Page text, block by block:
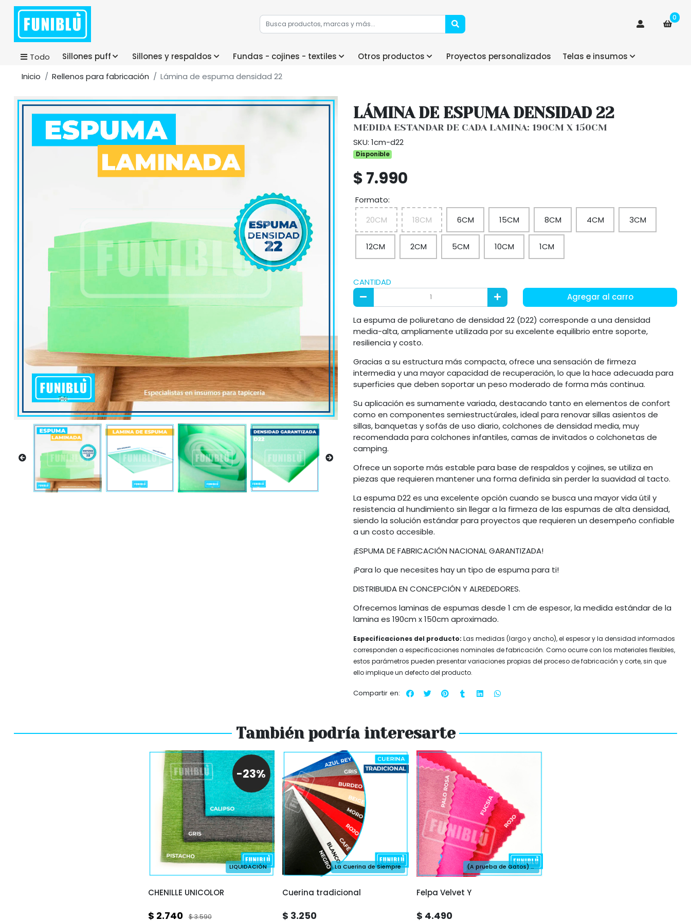
0
Todo Sillones puff Sillones y respaldos Fundas - cojines - textiles Otros productos Proyectos personalizados
Telas e insumos
Inicio
Rellenos para fabricación Lámina de espuma densidad 22
LÁMINA DE ESPUMA DENSIDAD 22
MEDIDA ESTANDAR DE CADA LAMINA: 190CM X 150CM
SKU: 1cm-d22
Disponible
$ 7.990
Formato:
20CM
18CM 6CM 15CM 8CM 4CM 3CM
12CM 2CM 5CM 10CM 1CM
CANTIDAD
Agregar al carro
La espuma de poliuretano de densidad 22 (D22) corresponde a una densidad
media-alta, ampliamente utilizada por su excelente equilibrio entre soporte,
resiliencia y costo.
Gracias a su estructura más compacta, ofrece una sensación de firmeza
intermedia y una mayor capacidad de recuperación, lo que la hace adecuada para
superficies que deben soportar un peso moderado de forma más continua.
Su aplicación es sumamente variada, destacando tanto en elementos de confort
como en componentes semiestructúrales, ideal para renovar sillas asientos de
sillas, banquetas y sofás de uso diario, colchones de densidad media, muy
recomendada para colchones infantiles, camas de invitados o colchonetas de
camping.
Ofrece un soporte más estable para base de respaldos y cojines, se utiliza en
piezas que requieren mantener una forma definida sin perder la suavidad al tacto.
La espuma D22 es una excelente opción cuando se busca una mayor vida útil y
resistencia al hundimiento sin llegar a la firmeza de las espumas de alta densidad,
siendo la solución estándar para proyectos que requieren un desempeño confiable
a un costo accesible.
¡ESPUMA DE FABRICACIÓN NACIONAL GARANTIZADA!
¡Para lo que necesites hay un tipo de espuma para ti!
DISTRIBUIDA EN CONCEPCIÓN Y ALREDEDORES.
Ofrecemos laminas de espumas desde 1 cm de espesor, la medida estándar de la
lamina es 190cm x 150cm aproximado.
Especificaciones del producto: Las medidas (largo y ancho), el espesor y la densidad informados
corresponden a especificaciones nominales de fabricación. Como ocurre con los materiales flexibles,
estos parámetros pueden presentar variaciones propias del proceso de fabricación y corte, sin que
ello implique un defecto del producto.
Compartir en:
También podría interesarte
-23%
LIQUIDACIÓN
CHENILLE UNICOLOR
$ 2.740 $ 3.590
La Cuerina de Siempre
Cuerina tradicional
$ 3.250
(A prueba de Gatos) Felpa Velvet: Elegancia y Suavidad para tu Hogar
Felpa Velvet Y
$ 4.490